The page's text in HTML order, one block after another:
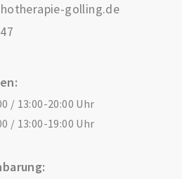
golling.de
/ 13:00-20:00 Uhr
/ 13:00-19:00 Uhr